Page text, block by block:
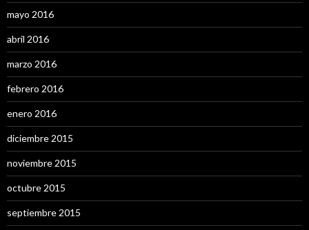
mayo 2016
abril 2016
marzo 2016
febrero 2016
enero 2016
diciembre 2015
noviembre 2015
octubre 2015
septiembre 2015